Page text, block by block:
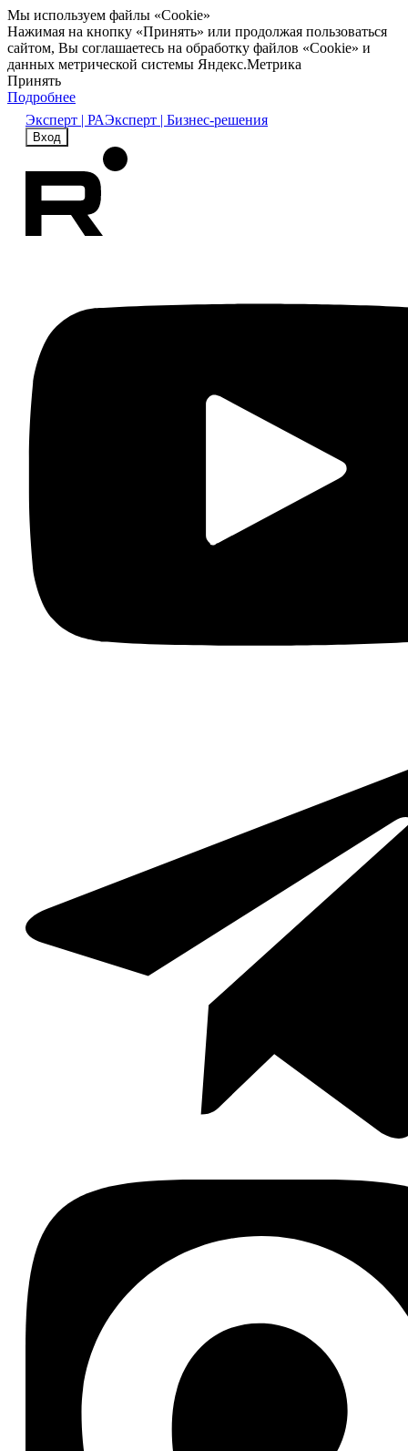
Мы используем файлы «Cookie»
Нажимая на кнопку «Принять» или продолжая пользоваться
сайтом, Вы соглашаетесь на обработку файлов «Cookie» и
данных метрической системы Яндекс.Метрика
Принять
Подробнее
Эксперт | РАЭксперт | Бизнес-решения
Вход